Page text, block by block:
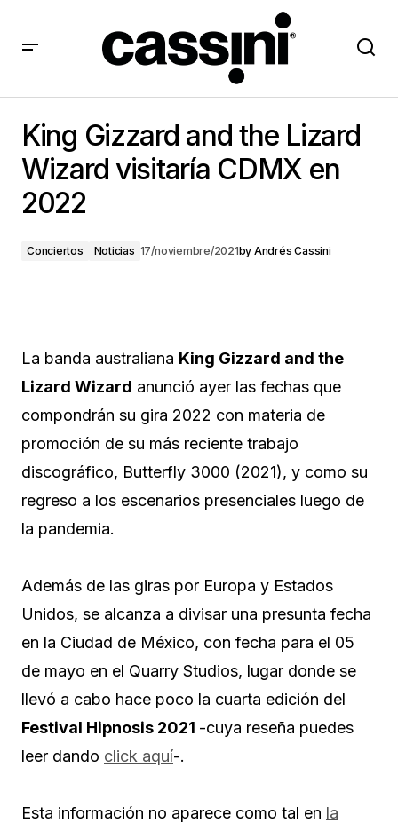
2022
King Gizzard and the Lizard
Wizard visitaría CDMX en
2022
Conciertos Noticias 17/noviembre/2021by Andrés Cassini
La banda australiana King Gizzard and the
Lizard Wizard anunció ayer las fechas que
compondrán su gira 2022 con materia de
promoción de su más reciente trabajo
discográfico, Butterfly 3000 (2021), y como su
regreso a los escenarios presenciales luego de
la pandemia.
Además de las giras por Europa y Estados
Unidos, se alcanza a divisar una presunta fecha
en la Ciudad de México, con fecha para el 05
de mayo en el Quarry Studios, lugar donde se
llevó a cabo hace poco la cuarta edición del
Festival Hipnosis 2021 -cuya reseña puedes
leer dando click aquí-.
Esta información no aparece como tal en la